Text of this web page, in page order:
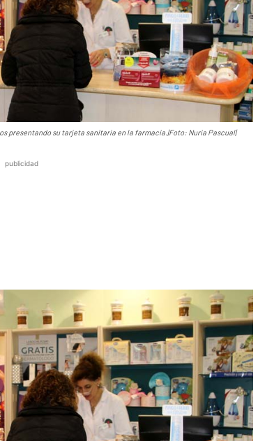
presentando su tarjeta sanitaria en la farmacia.|Foto: Nuria Pascual|
publicidad